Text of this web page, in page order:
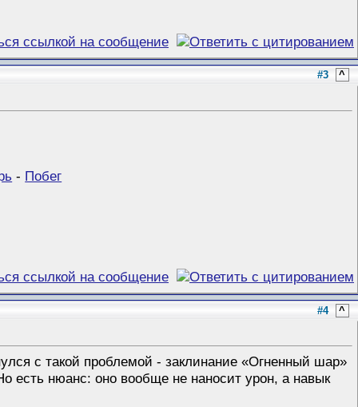
#3 ^
- Побег
#4 ^
с такой проблемой - заклинание «Огненный шар»
есть нюанс: оно вообще не наносит урон, а навык